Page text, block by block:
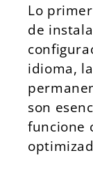
Lo
de
idioma,
son
funcione